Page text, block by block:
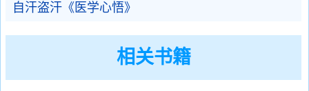
自汗盗汗《医学心悟》
相关书籍